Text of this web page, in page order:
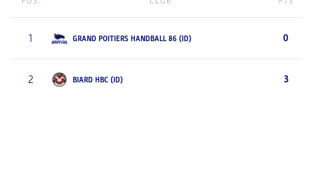
1 GRAND POITIERS HANDBALL 86 (ID) 0
2 BIARD HBC (ID) 3